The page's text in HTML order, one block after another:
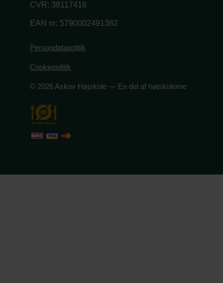
CVR: 38117416
EAN nr: 5790002491382
Persondatapolitik
Cookiepolitik
© 2026 Askov Højskole — En del af højskolerne